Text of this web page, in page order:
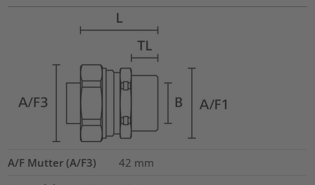
A/F Mutter (A/F3) 42 mm